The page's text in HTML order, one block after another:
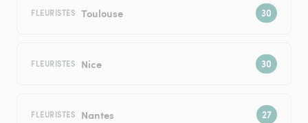
FLEURISTES Toulouse
FLEURISTES Nice
FLEURISTES Nantes